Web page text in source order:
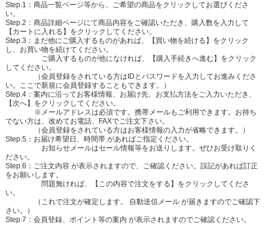
Step.1：商品一覧ページ等から、ご希望の商品をクリックしてお選びくださ
い。
Step.2：商品詳細ページにて商品内容をご確認いただき、購入数を入力して
【カートに入れる】をクリックしてください。
Step.3：まだ他にご購入するものがあれば、【買い物を続ける】をクリック
し、お買い物を続けてください。
ご購入するものが他になければ、【購入手続きへ進む】をクリック
してください。
（会員登録をされている方はIDとパスワードを入力してお進みくださ
い。ここで新規に会員登録することもできます。）
Step.4：案内に沿ってお客様情報、お届け先、お支払方法をご入力いただき、
【次へ】をクリックしてください。
※メールアドレスは必須です。携帯メールもご利用できます。お持ち
でない方は、改めてお電話、FAXでご注文下さい。
（会員登録をされている方はお客様情報の入力が省略できます。）
Step.5：お届け希望日、時間帯 があればご指定ください。
お知らせメールはセール情報等をお送りします。ぜひお受け取りく
ださい。
Step.6：ご注文内容 が表示されますので、ご確認ください。誤記があれば訂正
をお願いします。
問題無ければ、【この内容で注文をする】をクリックしてくださ
い。
（これで注文が確定します。 自動送信メール が届きますのでご確認下
さい。）
Step.7：会員登録、ポイント等の案内 が表示されますのでご確認ください。